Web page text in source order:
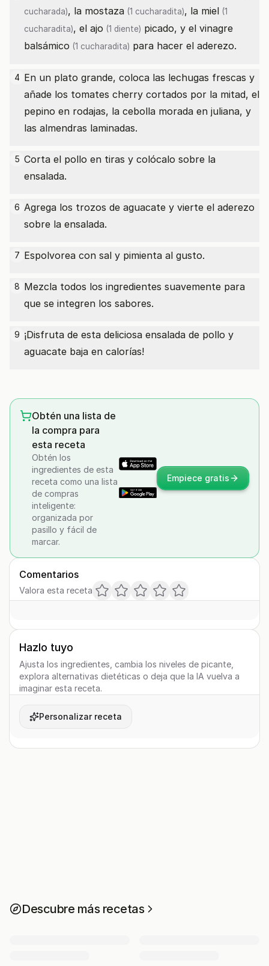
cucharada), la mostaza (1 cucharadita), la miel (1
cucharadita), el ajo (1 diente) picado, y el vinagre
balsámico (1 cucharadita) para hacer el aderezo.
4 En un plato grande, coloca las lechugas frescas y
añade los tomates cherry cortados por la mitad, el
pepino en rodajas, la cebolla morada en juliana, y
las almendras laminadas.
5 Corta el pollo en tiras y colócalo sobre la
ensalada.
6 Agrega los trozos de aguacate y vierte el aderezo
sobre la ensalada.
7 Espolvorea con sal y pimienta al gusto.
8 Mezcla todos los ingredientes suavemente para
que se integren los sabores.
9 ¡Disfruta de esta deliciosa ensalada de pollo y
aguacate baja en calorías!
Obtén una lista de
la compra para
esta receta
Obtén los
ingredientes de esta
receta como una lista
de compras
inteligente:
organizada por
pasillo y fácil de
marcar.
Empiece gratis
Comentarios
Valora esta receta
Hazlo tuyo
Ajusta los ingredientes, cambia los niveles de picante,
explora alternativas dietéticas o deja que la IA vuelva a
imaginar esta receta.
Personalizar receta
Descubre más recetas